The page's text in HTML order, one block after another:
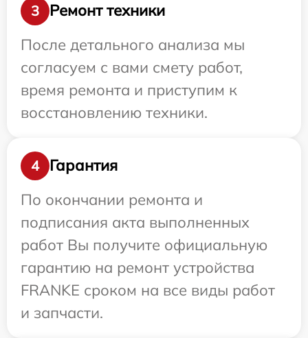
3
Ремонт техники
После детального анализа мы
согласуем с вами смету работ,
время ремонта и приступим к
восстановлению техники.
4
Гарантия
По окончании ремонта и
подписания акта выполненных
работ Вы получите официальную
гарантию на ремонт устройства
FRANKE сроком на все виды работ
и запчасти.